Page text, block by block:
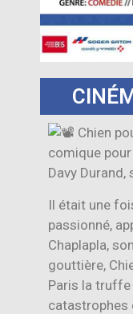
Chien
comique
Davy
Il était une
passionné,
Chaplapla,
gouttière,
Paris la truffe
catastrophes